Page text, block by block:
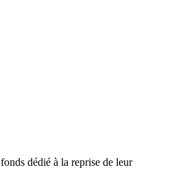
dédié à la reprise de leur